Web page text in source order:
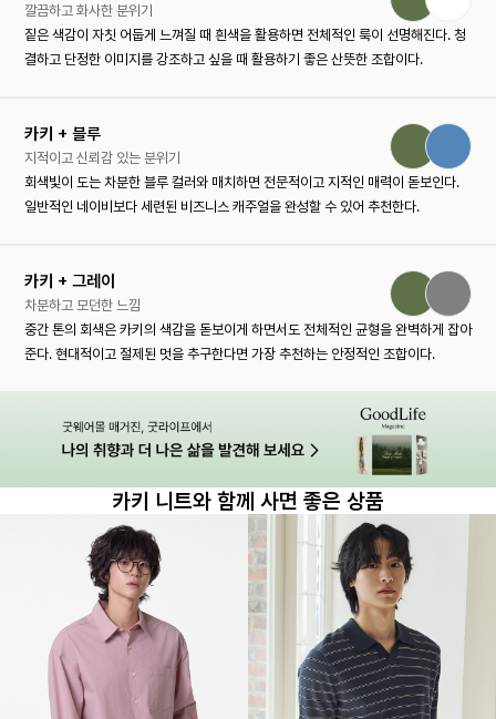
깔끔하고 화사한 분위기
짙은 색감이 자칫 어둡게 느껴질 때 흰색을 활용하면 전체적인 룩이 선명해진다. 청
결하고 단정한 이미지를 강조하고 싶을 때 활용하기 좋은 산뜻한 조합이다.
카키 + 블루
지적이고 신뢰감 있는 분위기
회색빛이 도는 차분한 블루 컬러와 매치하면 전문적이고 지적인 매력이 돋보인다.
일반적인 네이비보다 세련된 비즈니스 캐주얼을 완성할 수 있어 추천한다.
카키 + 그레이
차분하고 모던한 느낌
중간 톤의 회색은 카키의 색감을 돋보이게 하면서도 전체적인 균형을 완벽하게 잡아
준다. 현대적이고 절제된 멋을 추구한다면 가장 추천하는 안정적인 조합이다.
카키 니트와 함께 사면 좋은 상품